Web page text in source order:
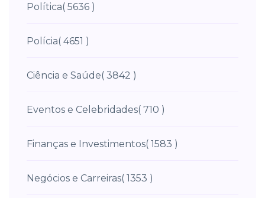
Política( 5636 )
Polícia( 4651 )
Ciência e Saúde( 3842 )
Eventos e Celebridades( 710 )
Finanças e Investimentos( 1583 )
Negócios e Carreiras( 1353 )